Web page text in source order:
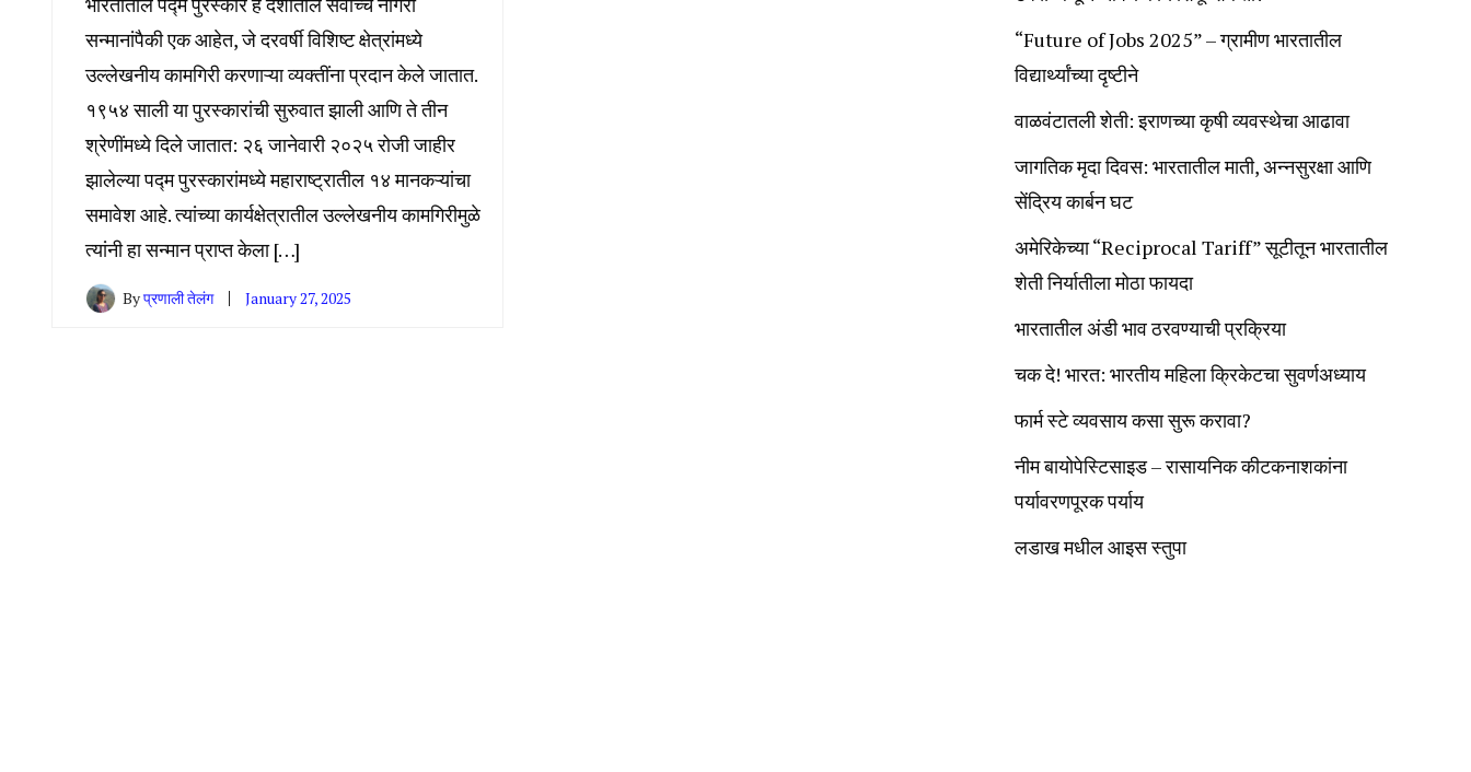
सन्मानांपैकी एक आहेत, जे दरवर्षी विशिष्ट क्षेत्रांमध्ये
उल्लेखनीय कामगिरी करणाऱ्या व्यक्तींना प्रदान केले जातात.
१९५४ साली या पुरस्कारांची सुरुवात झाली आणि ते तीन
श्रेणींमध्ये दिले जातात: २६ जानेवारी २०२५ रोजी जाहीर
झालेल्या पद्म पुरस्कारांमध्ये महाराष्ट्रातील १४ मानकऱ्यांचा
समावेश आहे. त्यांच्या कार्यक्षेत्रातील उल्लेखनीय कामगिरीमुळे
त्यांनी हा सन्मान प्राप्त केला […]
Byप्रणाली तेलंग January 27, 2025
“Future of Jobs 2025” – ग्रामीण भारतातील
विद्यार्थ्यांच्या दृष्टीने
वाळवंटातली शेती: इराणच्या कृषी व्यवस्थेचा आढावा
जागतिक मृदा दिवस: भारतातील माती, अन्नसुरक्षा आणि
सेंद्रिय कार्बन घट
अमेरिकेच्या “Reciprocal Tariff” सूटीतून भारतातील
शेती निर्यातीला मोठा फायदा
भारतातील अंडी भाव ठरवण्याची प्रक्रिया
चक दे! भारत: भारतीय महिला क्रिकेटचा सुवर्णअध्याय
फार्म स्टे व्यवसाय कसा सुरू करावा?
नीम बायोपेस्टिसाइड – रासायनिक कीटकनाशकांना
पर्यावरणपूरक पर्याय
लडाख मधील आइस स्तुपा